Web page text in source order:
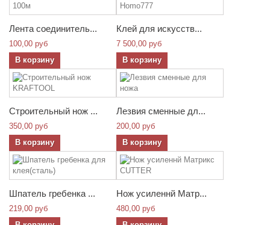
Лента соединитель...
100,00 руб
В корзину
Клей для искусств...
7 500,00 руб
В корзину
Строительный нож ...
350,00 руб
В корзину
Лезвия сменные дл...
200,00 руб
В корзину
Шпатель гребенка ...
219,00 руб
Нож усиленнй Матр...
480,00 руб